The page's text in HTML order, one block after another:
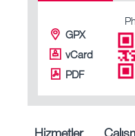
GPX
vCard
PDF
Hizmetler